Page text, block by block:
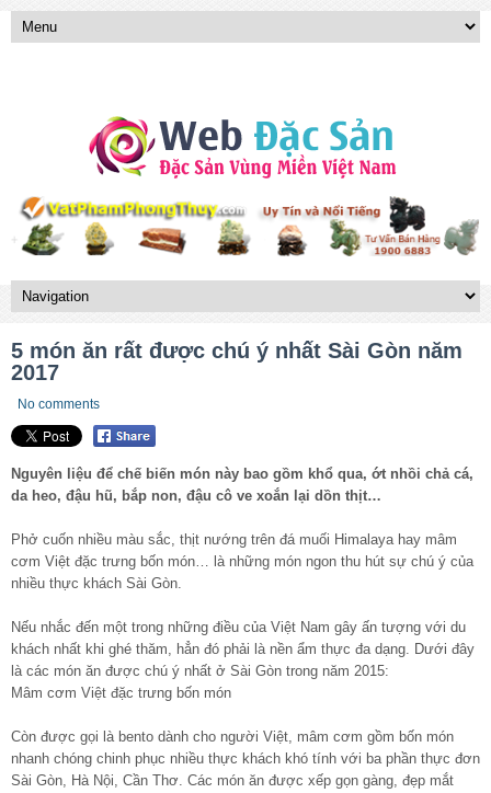
5 món ăn rất được chú ý nhất Sài Gòn năm
2017
No comments
Nguyên liệu để chế biến món này bao gồm khổ qua, ớt nhồi chả cá,
da heo, đậu hũ, bắp non, đậu cô ve xoắn lại dồn thịt…
Phở cuốn nhiều màu sắc, thịt nướng trên đá muối Himalaya hay mâm
cơm Việt đặc trưng bốn món… là những món ngon thu hút sự chú ý của
nhiều thực khách Sài Gòn.
Nếu nhắc đến một trong những điều của Việt Nam gây ấn tượng với du
khách nhất khi ghé thăm, hẳn đó phải là nền ẩm thực đa dạng. Dưới đây
là các món ăn được chú ý nhất ở Sài Gòn trong năm 2015:
Mâm cơm Việt đặc trưng bốn món
Còn được gọi là bento dành cho người Việt, mâm cơm gồm bốn món
nhanh chóng chinh phục nhiều thực khách khó tính với ba phần thực đơn
Sài Gòn, Hà Nội, Cần Thơ. Các món ăn được xếp gọn gàng, đẹp mắt